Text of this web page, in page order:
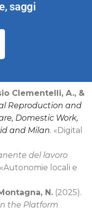
saggi
Clementelli, A., &
Reproduction and
Domestic Work,
and Milan. « Digital
del lavoro
«Autonomie locali e
N. (2025).
the Platform